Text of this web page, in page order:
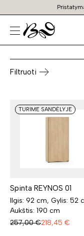
Prekių
paieška
Filtruoti
TURIME SANDĖLYJE
Spinta REYNOS 01
Ilgis: 92 cm, Gylis: 52
Aukštis: 190 cm
257,00 €218,45 €